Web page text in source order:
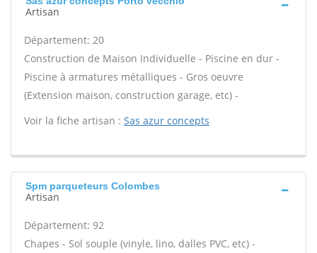
Artisan
Département: 20
Construction de Maison Individuelle - Piscine en dur -
Piscine à armatures métalliques - Gros oeuvre
(Extension maison, construction garage, etc) -
Voir la fiche artisan : Sas azur concepts
Spm parqueteurs Colombes
Artisan
Département: 92
Chapes - Sol souple (vinyle, lino, dalles PVC, etc) -